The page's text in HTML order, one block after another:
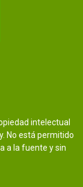
intelectual
No está permitido
a la fuente y sin